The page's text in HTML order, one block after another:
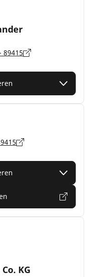
89415
KG